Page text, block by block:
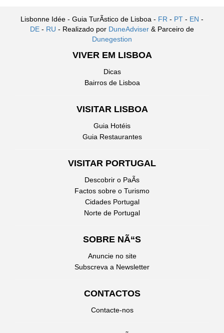
Lisbonne Idée - Guia TurÃ­stico de Lisboa - FR - PT - EN -
DE - RU - Realizado por DuneAdviser & Parceiro de
Dunegestion
VIVER EM LISBOA
Dicas
Bairros de Lisboa
VISITAR LISBOA
Guia Hotéis
Guia Restaurantes
VISITAR PORTUGAL
Descobrir o PaÃ­s
Factos sobre o Turismo
Cidades Portugal
Norte de Portugal
SOBRE NÃ“S
Anuncie no site
Subscreva a Newsletter
CONTACTOS
Contacte-nos